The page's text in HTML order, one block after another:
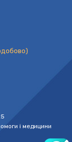
і медицини